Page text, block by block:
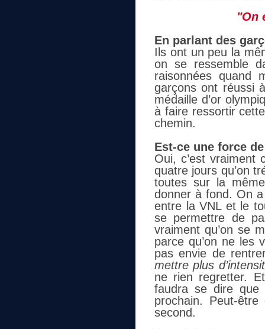
"On
En parlant des
Ils ont un peu la
on se ressemble
raisonnées
garçons ont réussi
médaille d’or
à faire ressortir
chemin.
Est-ce une force
Oui, c’est
quatre jours qu’on
toutes sur la
donner à fond. On
entre la VNL et le
se permettre de
vraiment qu’on se
parce qu’on ne les
pas envie de
mettre plus
ne rien regretter.
faudra se dire que
prochain. Peut-
second.